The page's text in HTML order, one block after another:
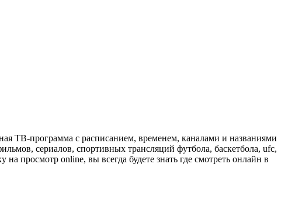
ТВ-программа с расписанием, временем, каналами и названиями
сериалов, спортивных трансляций футбола, баскетбола, ufc,
просмотр online, вы всегда будете знать где смотреть онлайн в